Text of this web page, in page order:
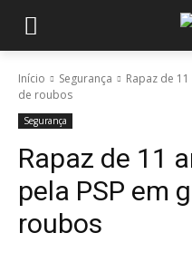
Início Segurança
Rapaz de
de roubos
Segurança
Rapaz de 11
pela PSP em
roubos